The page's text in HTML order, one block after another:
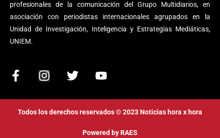
profesionales de la comunicación del Grupo Multidiarios, en
asociación con periodistas internacionales agrupados en la
Unidad de Investigación, Inteligencia y Estrategias Mediáticas,
UNIEM.
F
c
e
I
s
t
T
i
t
Y
u
t
b
Todos los derechos reservados © 2023 Noticias hora x hora
Powered byRAES